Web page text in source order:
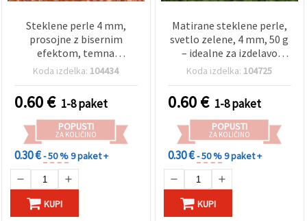
Steklene perle 4 mm,
prosojne z bisernim
efektom, temna
karamela, 50 g
Koda izdelka: 104434
0.60€ 1-8 paket
POPUSTI
ZA KOLIČINO
0.30 €- 50 %9 paket +
KUPI
Matirane steklene perle,
svetlo zelene, 4 mm, 50 g
– idealne za izdelavo
nakita in dekoracije
Koda izdelka: 104725
0.60€ 1-8 paket
POPUSTI
ZA KOLIČINO
0.30 €- 50 %9 paket +
KUPI